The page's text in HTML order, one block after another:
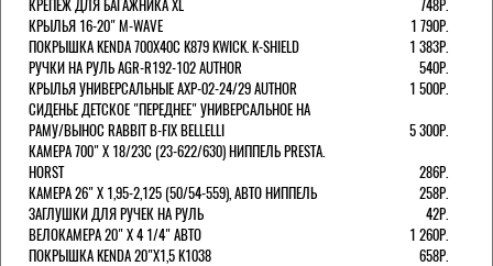
КРЕПЕЖ ДЛЯ БАГАЖНИКА XL
748Р.
КРЫЛЬЯ 16-20" M-WAVE
1 790Р.
ПОКРЫШКА KENDA 700Х40С K879 KWICK. K-SHIELD
1 383Р.
РУЧКИ НА РУЛЬ AGR-R192-102 AUTHOR
540Р.
КРЫЛЬЯ УНИВЕРСАЛЬНЫЕ AXP-02-24/29 AUTHOR
1 500Р.
СИДЕНЬЕ ДЕТСКОЕ "ПЕРЕДНЕЕ" УНИВЕРСАЛЬНОЕ НА
РАМУ/ВЫНОС RABBIT B-FIX BELLELLI
5 300Р.
КАМЕРА 700" Х 18/23C (23-622/630) НИППЕЛЬ PRESTA.
HORST
286Р.
КАМЕРА 26" X 1,95-2,125 (50/54-559), АВТО НИППЕЛЬ
258Р.
ЗАГЛУШКИ ДЛЯ РУЧЕК НА РУЛЬ
42Р.
ВЕЛОКАМЕРА 20" Х 4 1/4" АВТО
1 260Р.
ПОКРЫШКА KENDA 20"Х1,5 K1038
658Р.